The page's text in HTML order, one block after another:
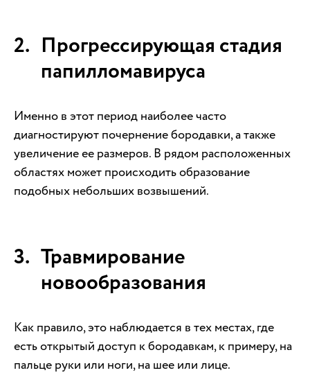
Прогрессирующая стадия
папилломавируса
Именно в этот период наиболее часто
диагностируют почернение бородавки, а также
увеличение ее размеров. В рядом расположенных
областях может происходить образование
подобных небольших возвышений.
Травмирование
новообразования
Как правило, это наблюдается в тех местах, где
есть открытый доступ к бородавкам, к примеру, на
пальце руки или ноги, на шее или лице.